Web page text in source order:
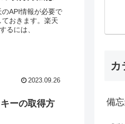
API情報が必要で
おきます。楽天
るには、
2023.09.26
ーの取得方
カ
備